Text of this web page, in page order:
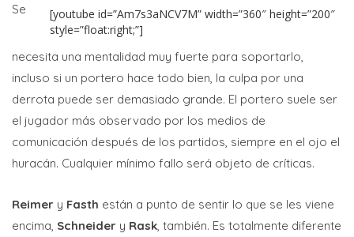
[youtube id=”Am7s3aNCV7M” width=”360″ height=”200″
style=”float:right;”]
Se
necesita una mentalidad muy fuerte para soportarlo,
incluso si un portero hace todo bien, la culpa por una
derrota puede ser demasiado grande. El portero suele ser
el jugador más observado por los medios de
comunicación después de los partidos, siempre en el ojo el
huracán. Cualquier mínimo fallo será objeto de críticas.
Reimer y Fasth están a punto de sentir lo que se les viene
encima, Schneider y Rask, también. Es totalmente diferente